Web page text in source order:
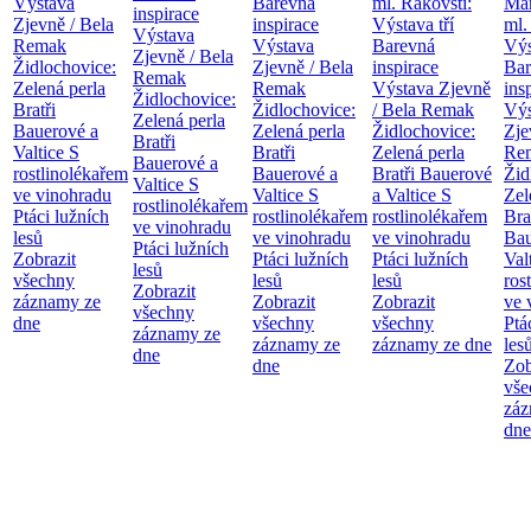
Zjevně / Bela
Remak
Židlochovice:
Zelená perla
Bratři
Bauerové a
Valtice S
rostlinolékařem
ve vinohradu
Ptáci lužních
lesů
Zobrazit
všechny
záznamy ze
dne
inspirace
Výstava
Zjevně / Bela
Remak
Židlochovice:
Zelená perla
Bratři
Bauerové a
Valtice S
rostlinolékařem
ve vinohradu
Ptáci lužních
lesů
Zobrazit
všechny
záznamy ze
dne
inspirace
Výstava
Zjevně / Bela
Remak
Židlochovice:
Zelená perla
Bratři
Bauerové a
Valtice S
rostlinolékařem
ve vinohradu
Ptáci lužních
lesů
Zobrazit
všechny
záznamy ze
dne
Výstava tří
Barevná
inspirace
Výstava Zjevně
/ Bela Remak
Židlochovice:
Zelená perla
Bratři Bauerové
a Valtice S
rostlinolékařem
ve vinohradu
Ptáci lužních
lesů
Zobrazit
všechny
záznamy ze dne
ml.
ve
dne